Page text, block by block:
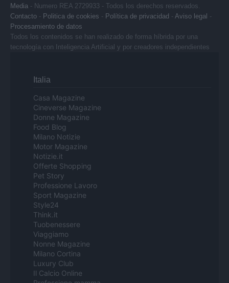
Media - Numero REA 2729933 - Todos los derechos reservados.
Contacto - Politica de cookies - Política de privacidad - Aviso legal -
Procesamiento de datos
Todos los contenidos se han realizado de forma híbrida por una
tecnología con Inteligencia Artificial y por creadores independientes
Italia
Casa Magazine
Cineverse Magazine
Donne Magazine
Food Blog
Milano Notizie
Motor Magazine
Notizie.it
Offerte Shopping
Pet Story
Professione Lavoro
Sport Magazine
Style24
Think.it
Tuobenessere
Viaggiamo
Nonne Magazine
Milano Cortina
Luxury Club
Il Calcio Online